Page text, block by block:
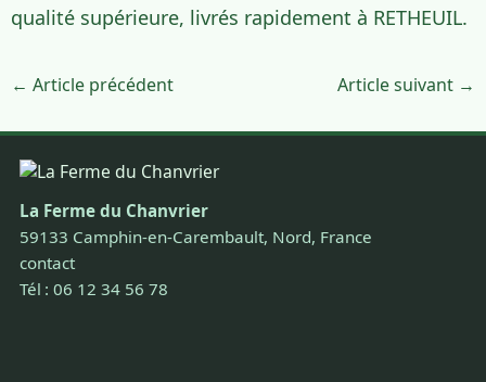
qualité supérieure, livrés rapidement à RETHEUIL.
← Article précédent Article suivant →
La Ferme du Chanvrier
59133 Camphin-en-Carembault, Nord, France
contact
Tél : 06 12 34 56 78